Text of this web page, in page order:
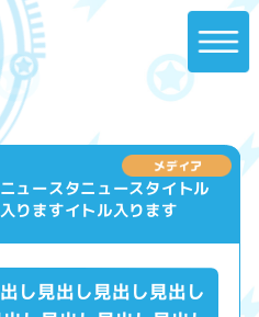
ュースタニュースタイトル
りますイトル入ります
見出し見出し見出し